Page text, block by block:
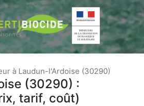
à Laudun-l'Ardoise (30290)
(30290) :
tarif, coût)